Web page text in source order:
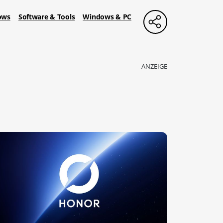
Software & Tools Windows & PC
ANZEIGE